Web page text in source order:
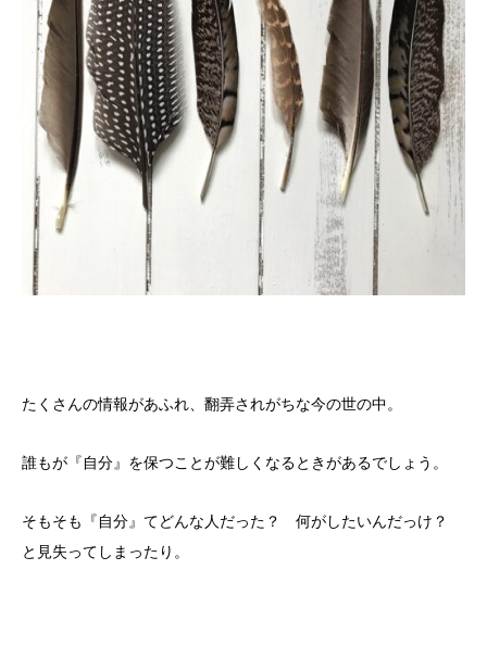
たくさんの情報があふれ、翻弄されがちな今の世の中。
誰もが『自分』を保つことが難しくなるときがあるでしょう。
そもそも『自分』てどんな人だった？ 何がしたいんだっけ？
と見失ってしまったり。